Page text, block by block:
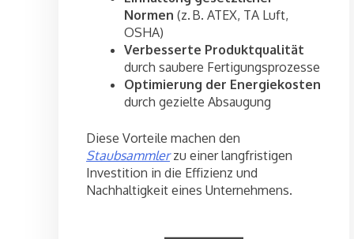
Normen (z. B. ATEX, TA Luft,
OSHA)
Verbesserte Produktqualität
durch saubere Fertigungsprozesse
Optimierung der Energiekosten
durch gezielte Absaugung
Diese Vorteile machen den
Staubsammlerzu einer langfristigen
Investition in die Effizienz und
Nachhaltigkeit eines Unternehmens.